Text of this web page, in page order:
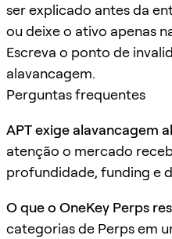
ser explicado antes da
ou deixe o ativo apenas
Escreva o ponto de
alavancagem.
Perguntas frequentes
APT exige alavancagem
atenção o mercado
profundidade, funding e
O que o OneKey Perps
categorias de Perps em